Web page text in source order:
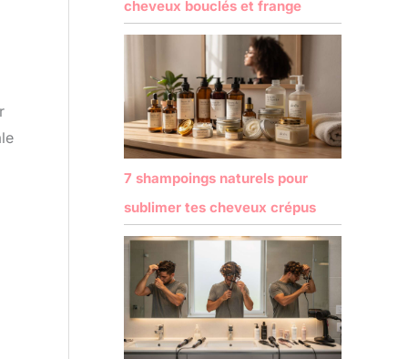
cheveux bouclés et frange
7 shampoings naturels pour
sublimer tes cheveux crépus